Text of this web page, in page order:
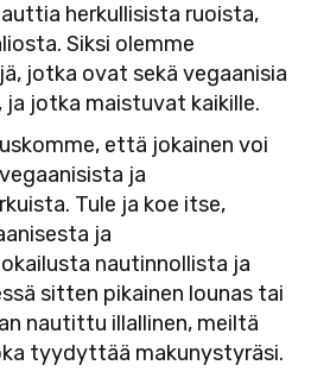
herkullisista ruoista,
Siksi olemme
jotka ovat sekä vegaanisia
jotka maistuvat kaikille.
että jokainen voi
ja
Tule ja koe itse,
ja
nautinnollista ja
sitten pikainen lounas tai
nautittu illallinen, meiltä
tyydyttää makunystyräsi.